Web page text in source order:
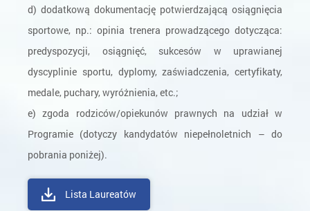
d) dodatkową dokumentację potwierdzającą osiągnięcia
sportowe, np.: opinia trenera prowadzącego dotycząca:
predyspozycji, osiągnięć, sukcesów w uprawianej
dyscyplinie sportu, dyplomy, zaświadczenia, certyfikaty,
medale, puchary, wyróżnienia, etc.;
e) zgoda rodziców/opiekunów prawnych na udział w
Programie (dotyczy kandydatów niepełnoletnich – do
pobrania poniżej).
Lista Laureatów